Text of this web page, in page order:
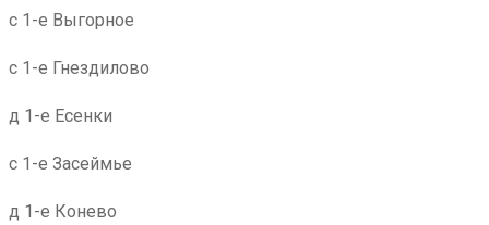
с 1-е Выгорное
с 1-е Гнездилово
д 1-е Есенки
с 1-е Засеймье
д 1-е Конево